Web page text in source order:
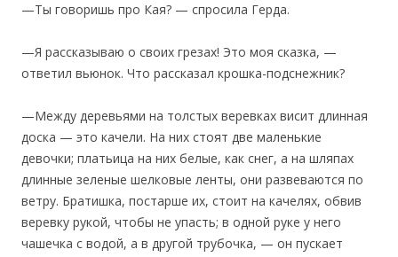
—Ты говоришь про Кая? — спросила Герда.
—Я рассказываю о своих грезах! Это моя сказка, —
ответил вьюнок. Что рассказал крошка-подснежник?
—Между деревьями на толстых веревках висит длинная
доска — это качели. На них стоят две маленькие
девочки; платьица на них белые, как снег, а на шляпах
длинные зеленые шелковые ленты, они развеваются по
ветру. Братишка, постарше их, стоит на качелях, обвив
веревку рукой, чтобы не упасть; в одной руке у него
чашечка с водой, а в другой трубочка, — он пускает